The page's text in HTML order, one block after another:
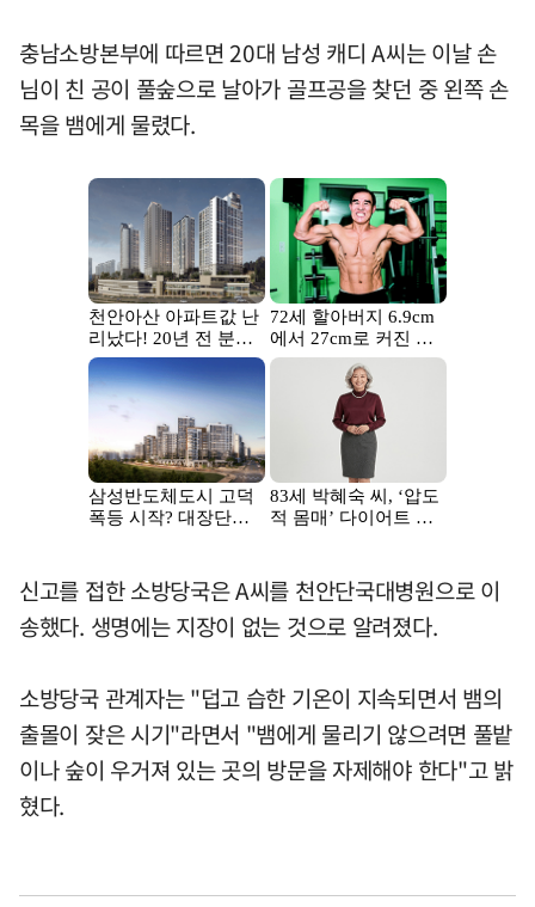
충남소방본부에 따르면 20대 남성 캐디 A씨는 이날 손
님이 친 공이 풀숲으로 날아가 골프공을 찾던 중 왼쪽 손
목을 뱀에게 물렸다.
신고를 접한 소방당국은 A씨를 천안단국대병원으로 이
송했다. 생명에는 지장이 없는 것으로 알려졌다.
소방당국 관계자는 "덥고 습한 기온이 지속되면서 뱀의
출몰이 잦은 시기"라면서 "뱀에게 물리기 않으려면 풀밭
이나 숲이 우거져 있는 곳의 방문을 자제해야 한다"고 밝
혔다.